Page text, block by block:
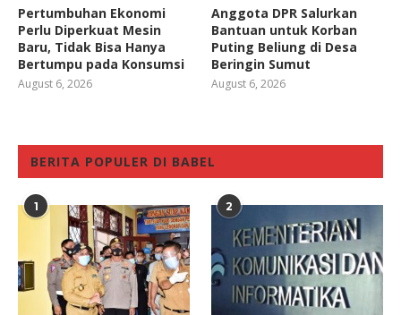
Pertumbuhan Ekonomi
Perlu Diperkuat Mesin
Baru, Tidak Bisa Hanya
Bertumpu pada Konsumsi
August 6, 2026
Anggota DPR Salurkan
Bantuan untuk Korban
Puting Beliung di Desa
Beringin Sumut
August 6, 2026
BERITA POPULER DI BABEL
1 2